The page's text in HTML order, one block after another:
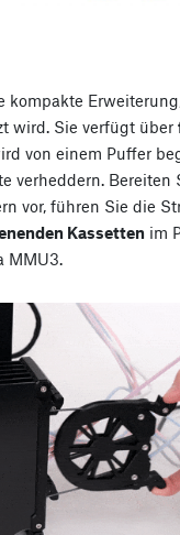
kompakte
wird. Sie verfügt über
von einem Puffer
verheddern. Bereiten
vor, führen Sie die
Kassetten im
MMU3.